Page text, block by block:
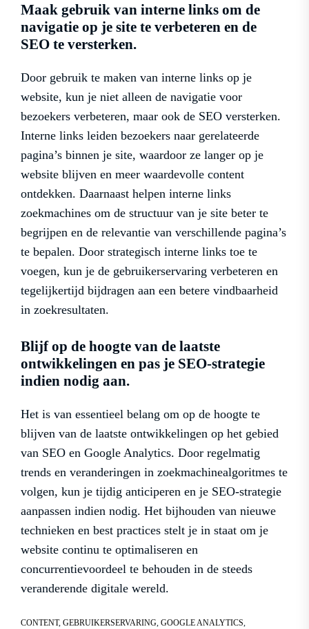
Maak gebruik van interne links om de
navigatie op je site te verbeteren en de
SEO te versterken.
Door gebruik te maken van interne links op je
website, kun je niet alleen de navigatie voor
bezoekers verbeteren, maar ook de SEO versterken.
Interne links leiden bezoekers naar gerelateerde
pagina’s binnen je site, waardoor ze langer op je
website blijven en meer waardevolle content
ontdekken. Daarnaast helpen interne links
zoekmachines om de structuur van je site beter te
begrijpen en de relevantie van verschillende pagina’s
te bepalen. Door strategisch interne links toe te
voegen, kun je de gebruikerservaring verbeteren en
tegelijkertijd bijdragen aan een betere vindbaarheid
in zoekresultaten.
Blijf op de hoogte van de laatste
ontwikkelingen en pas je SEO-strategie
indien nodig aan.
Het is van essentieel belang om op de hoogte te
blijven van de laatste ontwikkelingen op het gebied
van SEO en Google Analytics. Door regelmatig
trends en veranderingen in zoekmachinealgoritmes te
volgen, kun je tijdig anticiperen en je SEO-strategie
aanpassen indien nodig. Het bijhouden van nieuwe
technieken en best practices stelt je in staat om je
website continu te optimaliseren en
concurrentievoordeel te behouden in de steeds
veranderende digitale wereld.
CONTENT, GEBRUIKERSERVARING GOOGLE ANALYTICS